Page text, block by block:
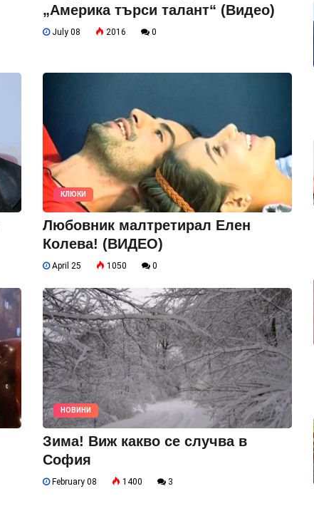
„Америка търси талант“ (Видео)
July 08 2016 0
КЛЮКИ
Любовник малтретирал Елен
Колева! (ВИДЕО)
April 25 1050 0
НОВИНИ
Зима! Виж какво се случва в
София
February 08 1400 3